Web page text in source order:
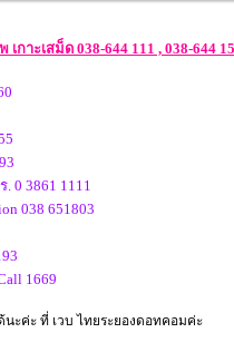
าะเสม็ด 038-644 111 , 038-644
0 3861 1111
038 651803
1669
ะค่ะ ที่ เวบ ไทยระยองดอทคอมค่ะ